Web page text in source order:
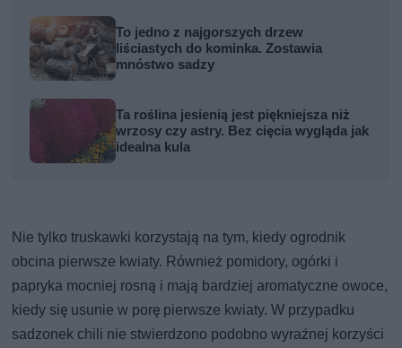
To jedno z najgorszych drzew
liściastych do kominka. Zostawia
mnóstwo sadzy
Ta roślina jesienią jest piękniejsza niż
wrzosy czy astry. Bez cięcia wygląda jak
idealna kula
Nie tylko truskawki korzystają na tym, kiedy ogrodnik
obcina pierwsze kwiaty. Również pomidory, ogórki i
papryka mocniej rosną i mają bardziej aromatyczne owoce,
kiedy się usunie w porę pierwsze kwiaty. W przypadku
sadzonek chili nie stwierdzono podobno wyraźnej korzyści